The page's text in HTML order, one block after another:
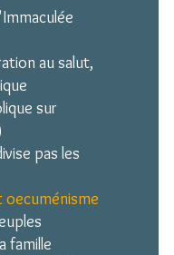
au salut,
sur
pas les
oecuménisme
famille